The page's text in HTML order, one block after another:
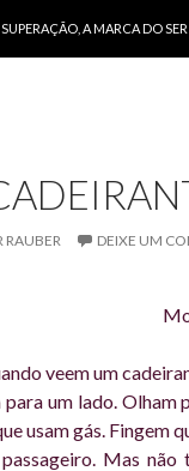
SUPERAÇÃO, A MARCA DO
RAUBER DEIXE UM
veem um
um lado. Olham
usam gás. Fingem
Mas não